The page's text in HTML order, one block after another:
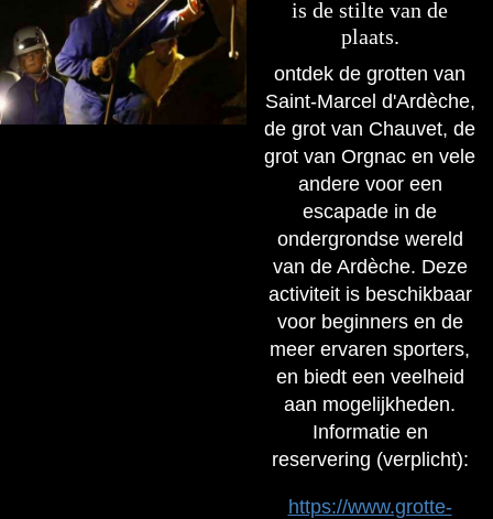
is de stilte van de
plaats.
ontdek de grotten van
Saint-Marcel d'Ardèche,
de grot van Chauvet, de
grot van Orgnac en vele
andere voor een
escapade in de
ondergrondse wereld
van de Ardèche. Deze
activiteit is beschikbaar
voor beginners en de
meer ervaren sporters,
en biedt een veelheid
aan mogelijkheden.
Informatie en
reservering (verplicht):
https://www.grotte-